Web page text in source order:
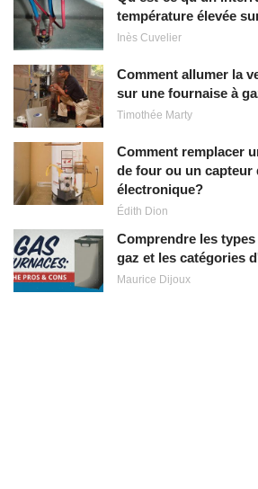
température élevée
Inès Cuvelier
Comment allumer la
sur une fournaise à
Timothée Marty
Comment remplacer
de four ou un capteur
électronique?
Édith Dion
Comprendre les
gaz et les catégories
Maurice Dijoux